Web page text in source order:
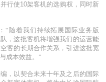
行使10架客机的选购权，同时新
“随着我们持续拓展国际业务版
，这批客机将增强我们的运营能
客的长期合作关系，引进这批宽
成本效益。”
，以契合未来十年及之后的国际